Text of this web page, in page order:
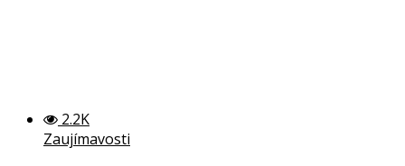
2.2K
Zaujímavosti